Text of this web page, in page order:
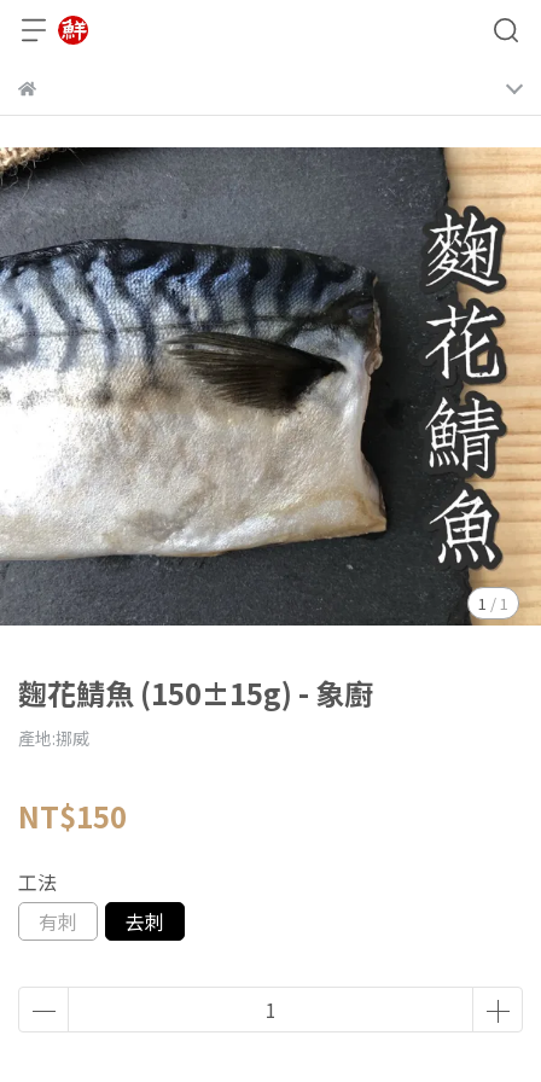
1 / 1
麴花鯖魚 (150±15g) - 象廚
產地:挪威
NT$150
工法
有刺
去刺